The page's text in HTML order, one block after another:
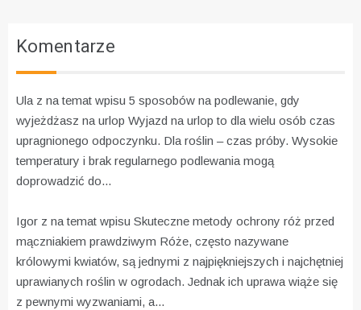
Komentarze
Ula z na temat wpisu 5 sposobów na podlewanie, gdy
wyjeżdżasz na urlop Wyjazd na urlop to dla wielu osób czas
upragnionego odpoczynku. Dla roślin – czas próby. Wysokie
temperatury i brak regularnego podlewania mogą
doprowadzić do...
Igor z na temat wpisu Skuteczne metody ochrony róż przed
mączniakiem prawdziwym Róże, często nazywane
królowymi kwiatów, są jednymi z najpiękniejszych i najchętniej
uprawianych roślin w ogrodach. Jednak ich uprawa wiąże się
z pewnymi wyzwaniami, a...